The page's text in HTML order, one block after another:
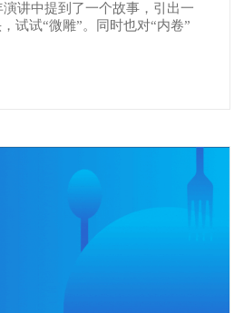
讲中提到了一个故事，引出一
试试“微雕”。同时也对“内卷”